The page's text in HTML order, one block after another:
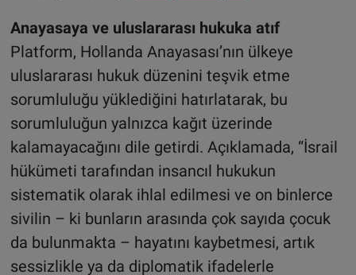
Anayasaya ve uluslararası hukuka atıf
Platform, Hollanda Anayasası’nın ülkeye
uluslararası hukuk düzenini teşvik etme
sorumluluğu yüklediğini hatırlatarak, bu
sorumluluğun yalnızca kağıt üzerinde
kalamayacağını dile getirdi. Açıklamada, “İsrail
hükümeti tarafından insancıl hukukun
sistematik olarak ihlal edilmesi ve on binlerce
sivilin – ki bunların arasında çok sayıda çocuk
da bulunmakta – hayatını kaybetmesi, artık
sessizlikle ya da diplomatik ifadelerle